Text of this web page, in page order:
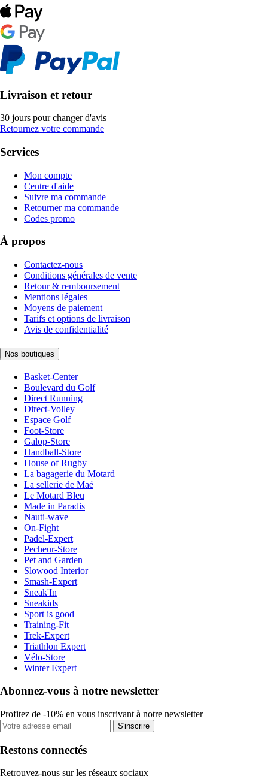
Livraison et retour
30 jours pour changer d'avis
Retournez votre commande
Services
Mon compte
Centre d'aide
Suivre ma commande
Retourner ma commande
Codes promo
À propos
Contactez-nous
Conditions générales de vente
Retour & remboursement
Mentions légales
Moyens de paiement
Tarifs et options de livraison
Avis de confidentialité
Nos boutiques
Basket-Center
Boulevard du Golf
Direct Running
Direct-Volley
Espace Golf
Foot-Store
Galop-Store
Handball-Store
House of Rugby
La bagagerie du Motard
La sellerie de Maé
Le Motard Bleu
Made in Paradis
Nauti-wave
On-Fight
Padel-Expert
Pecheur-Store
Pet and Garden
Slowood Interior
Smash-Expert
Sneak'In
Sneakids
Sport is good
Training-Fit
Trek-Expert
Triathlon Expert
Vélo-Store
Winter Expert
Abonnez-vous à notre newsletter
Profitez de -10% en vous inscrivant à notre newsletter
S'inscrire
Restons connectés
Retrouvez-nous sur les réseaux sociaux